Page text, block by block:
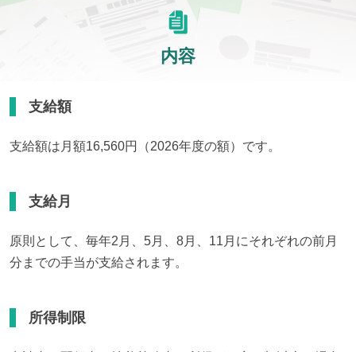
内容
支給額
支給額は月額16,560円（2026年度の額）です。
支給月
原則として、毎年2月、5月、8月、11月にそれぞれの前月
分までの手当が支給されます。
所得制限